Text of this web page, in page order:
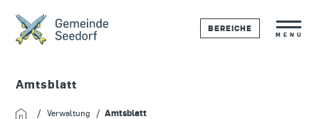
MENU
BEREICHE
Amtsblatt
Verwaltung Amtsblatt